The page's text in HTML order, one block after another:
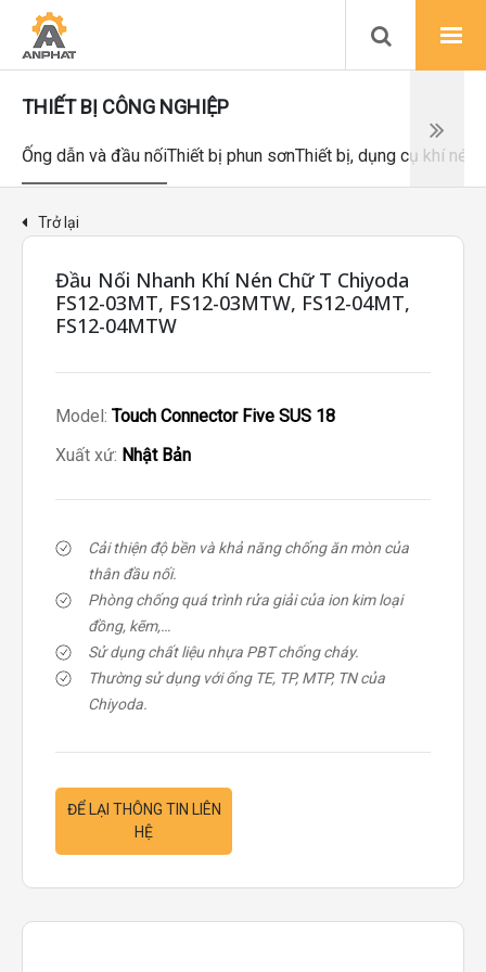
THIẾT BỊ CÔNG NGHIỆP
Ống dẫn và đầu nốiThiết bị phun sơnThiết bị, dụng cụ khí nén
Trở lại
Đầu Nối Nhanh Khí Nén Chữ T Chiyoda
FS12-03MT, FS12-03MTW, FS12-04MT,
FS12-04MTW
Model: Touch Connector Five SUS 18
Xuất xứ: Nhật Bản
Cải thiện độ bền và khả năng chống ăn mòn của
thân đầu nối.
Phòng chống quá trình rửa giải của ion kim loại
đồng, kẽm,…
Sử dụng chất liệu nhựa PBT chống cháy.
Thường sử dụng với ống TE, TP, MTP, TN của
Chiyoda.
ĐỂ LẠI THÔNG TIN LIÊN
HỆ